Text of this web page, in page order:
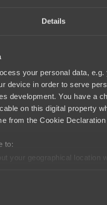
Details
your personal data,
device in order to serve
development. You have a
on this digital property
from the Cookie
to:
your geographical
о файлах cookie
О нас
и сотрудничество:
LLC30 N Gould St #43713,